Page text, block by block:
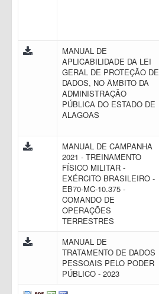
MANUAL DE
APLICABILIDADE DA LEI
GERAL DE PROTEÇÃO DE
DADOS, NO ÂMBITO DA
ADMINISTRAÇÃO
PÚBLICA DO ESTADO DE
ALAGOAS
MANUAL DE CAMPANHA
2021 - TREINAMENTO
FÍSICO MILITAR -
EXÉRCITO BRASILEIRO -
EB70-MC-10.375 -
COMANDO DE
OPERAÇÕES
TERRESTRES
MANUAL DE
TRATAMENTO DE DADOS
PESSOAIS PELO PODER
PÚBLICO - 2023